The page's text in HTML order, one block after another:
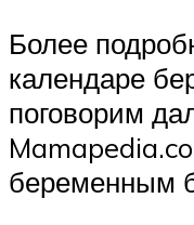
Более
календаре
поговорим
беременным